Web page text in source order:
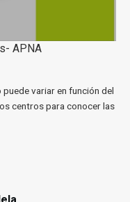
APNA
variar en función del
centros para conocer las